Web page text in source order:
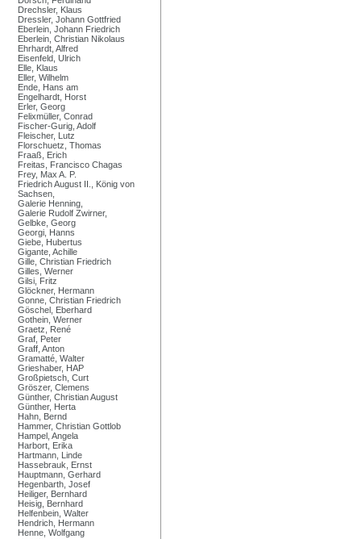
Drechsler, Klaus
Dressler, Johann Gottfried
Eberlein, Johann Friedrich
Eberlein, Christian Nikolaus
Ehrhardt, Alfred
Eisenfeld, Ulrich
Elle, Klaus
Eller, Wilhelm
Ende, Hans am
Engelhardt, Horst
Erler, Georg
Felixmüller, Conrad
Fischer-Gurig, Adolf
Fleischer, Lutz
Florschuetz, Thomas
Fraaß, Erich
Freitas, Francisco Chagas
Frey, Max A. P.
Friedrich August II., König von
Sachsen,
Galerie Henning,
Galerie Rudolf Zwirner,
Gelbke, Georg
Georgi, Hanns
Giebe, Hubertus
Gigante, Achille
Gille, Christian Friedrich
Gilles, Werner
Gilsi, Fritz
Glöckner, Hermann
Gonne, Christian Friedrich
Göschel, Eberhard
Gothein, Werner
Graetz, René
Graf, Peter
Graff, Anton
Gramatté, Walter
Grieshaber, HAP
Großpietsch, Curt
Gröszer, Clemens
Günther, Christian August
Günther, Herta
Hahn, Bernd
Hammer, Christian Gottlob
Hampel, Angela
Harbort, Erika
Hartmann, Linde
Hassebrauk, Ernst
Hauptmann, Gerhard
Hegenbarth, Josef
Heiliger, Bernhard
Heisig, Bernhard
Helfenbein, Walter
Hendrich, Hermann
Henne, Wolfgang